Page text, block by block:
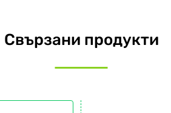
Свързани продукти